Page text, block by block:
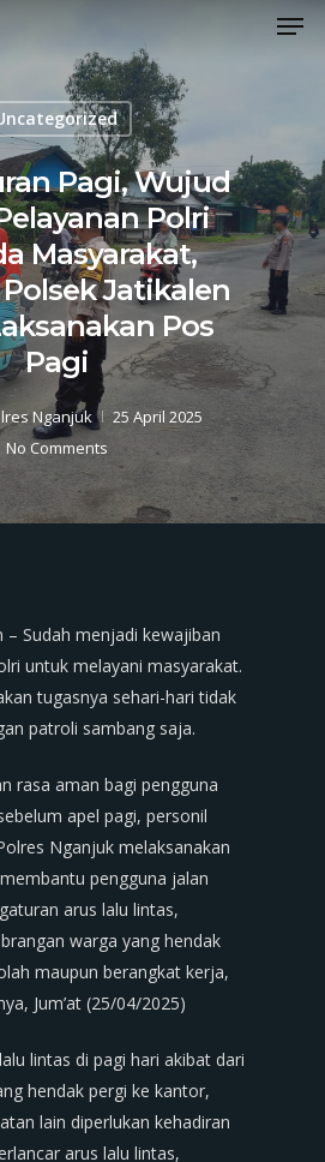
Pagi, Wujud
Polri
Masyarakat,
Jatikalen
Pos
Pagi
Nganjuk
25 April 2025
No Comments
– Sudah menjadi kewajiban
untuk melayani masyarakat.
tugasnya sehari-hari tidak
patroli sambang saja.
rasa aman bagi pengguna
apel pagi, personil
Nganjuk melaksanakan
pengguna jalan
arus lalu lintas,
warga yang hendak
maupun berangkat kerja,
Jum’at (25/04/2025)
lintas di pagi hari akibat dari
hendak pergi ke kantor,
lain diperlukan kehadiran
arus lalu lintas,